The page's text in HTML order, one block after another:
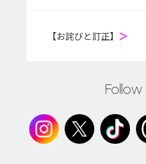
【お詫びと訂正】 ＞
Follow